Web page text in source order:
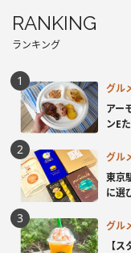
RANKING
ランキング
グル
アー
ンE
グル
東京
に選
グル
【